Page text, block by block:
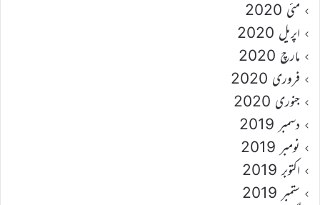
مئی 2020
اپریل 2020
مارچ 2020
فروری 2020
جنوری 2020
دسمبر 2019
نومبر 2019
اکتوبر 2019
ستمبر 2019